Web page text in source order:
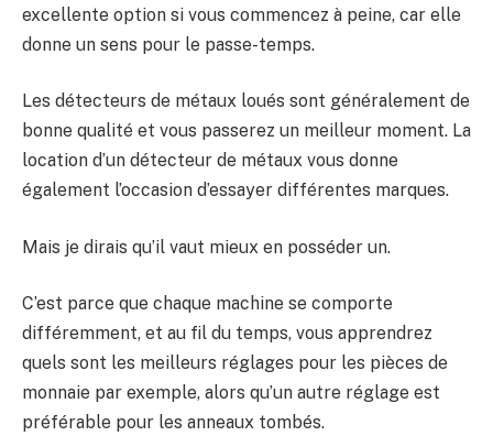
excellente option si vous commencez à peine, car elle
donne un sens pour le passe-temps.
Les détecteurs de métaux loués sont généralement de
bonne qualité et vous passerez un meilleur moment. La
location d’un détecteur de métaux vous donne
également l’occasion d’essayer différentes marques.
Mais je dirais qu’il vaut mieux en posséder un.
C’est parce que chaque machine se comporte
différemment, et au fil du temps, vous apprendrez
quels sont les meilleurs réglages pour les pièces de
monnaie par exemple, alors qu’un autre réglage est
préférable pour les anneaux tombés.